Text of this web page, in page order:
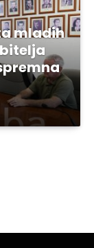
mladih